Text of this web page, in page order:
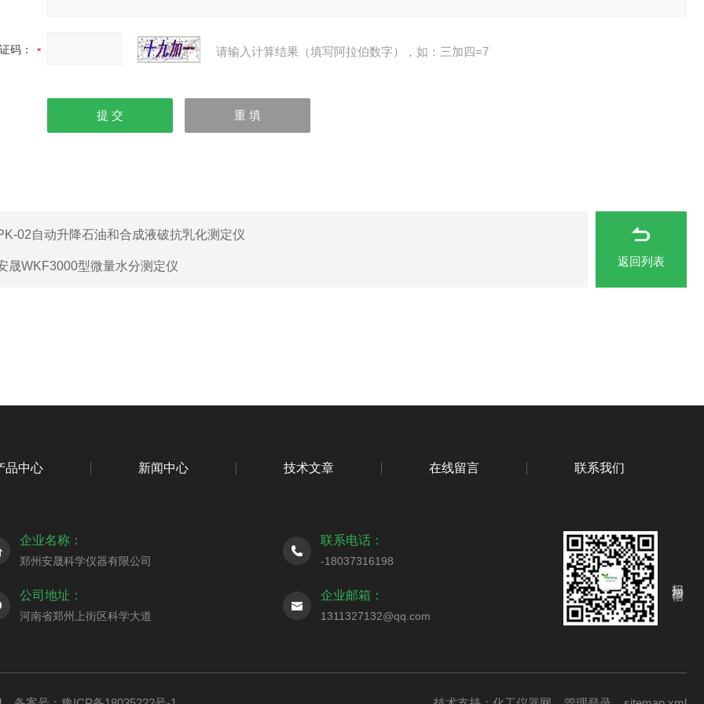
码： 请输入计算结果（填写阿拉伯数字），如：三加四=7
02自动升降石油和合成液破抗乳化测定仪
晟WKF3000型微量水分测定仪 返回列表
品中心 新闻中心 技术文章 在线留言 联系我们
企业名称：
郑州安晟科学仪器有限公司
联系电话：
-18037316198
公司地址：
河南省郑州上街区科学大道
企业邮箱：
1311327132@qq.com